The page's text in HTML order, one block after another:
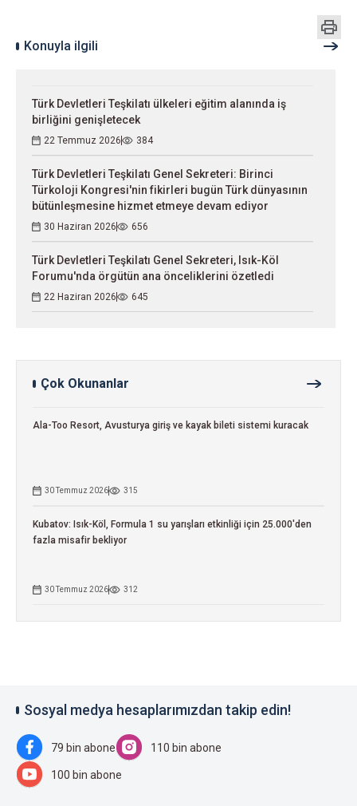
Konuyla ilgili
Türk Devletleri Teşkilatı ülkeleri eğitim alanında iş
birliğini genişletecek
22 Temmuz 2026 384
Türk Devletleri Teşkilatı Genel Sekreteri: Birinci
Türkoloji Kongresi'nin fikirleri bugün Türk dünyasının
bütünleşmesine hizmet etmeye devam ediyor
30 Haziran 2026 656
Türk Devletleri Teşkilatı Genel Sekreteri, Isık-Köl
Forumu'nda örgütün ana önceliklerini özetledi
22 Haziran 2026 645
Çok Okunanlar
Ala-Too Resort, Avusturya giriş ve kayak bileti sistemi kuracak
30 Temmuz 2026 315
Kubatov: Isık-Köl, Formula 1 su yarışları etkinliği için 25.000'den
fazla misafir bekliyor
30 Temmuz 2026 312
Sosyal medya hesaplarımızdan takip edin!
79 bin abone 110 bin abone
100 bin abone